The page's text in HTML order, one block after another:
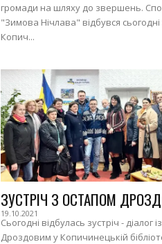
громади на шляху до звершень.
"Зимова Нічлава" відбувся сьогодні
Копич...
ЗУСТРІЧ З ОСТАПОМ
19.10.2021
Сьогодні відбулась зустріч - діалог
Дроздовим у Копичинецькій